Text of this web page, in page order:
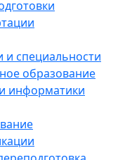
и специальности
образование
информатики